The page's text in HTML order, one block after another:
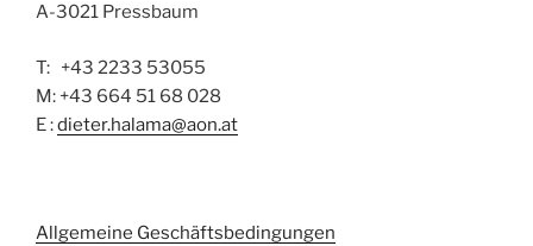
A-3021 Pressbaum
T: +43 2233 53055
M: +43 664 51 68 028
E :dieter.halama@aon.at
Allgemeine Geschäftsbedingungen